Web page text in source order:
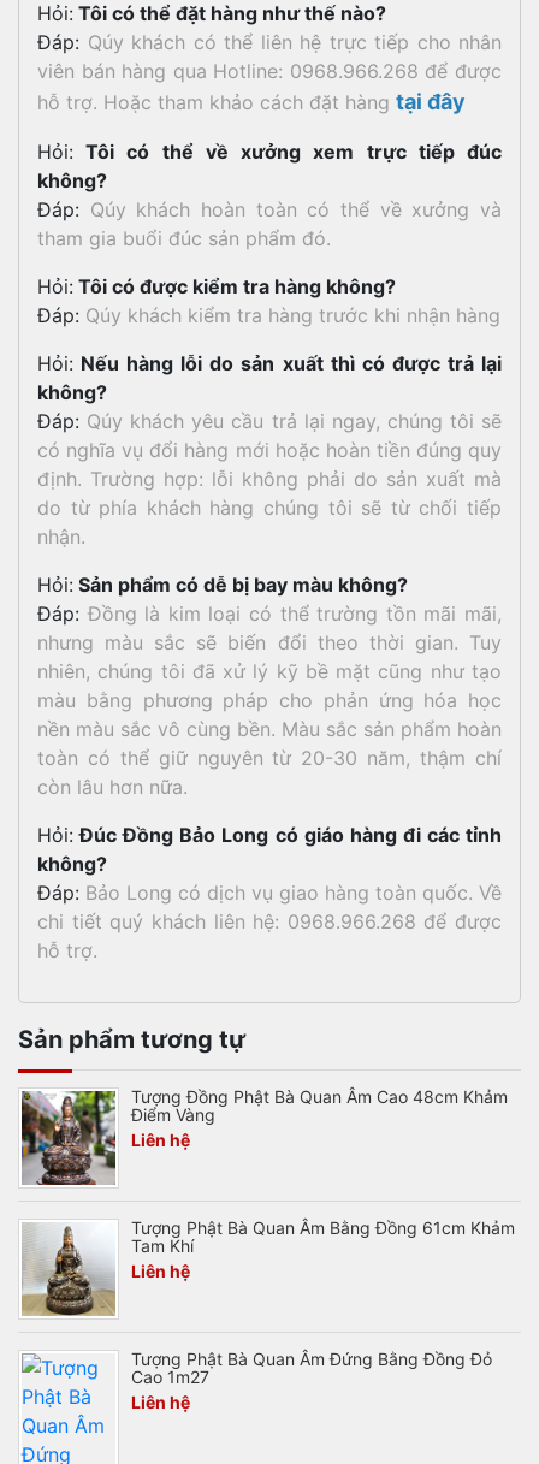
Hỏi: Tôi có thể đặt hàng như thế nào?
Đáp: Qúy khách có thể liên hệ trực tiếp cho nhân
viên bán hàng qua Hotline: 0968.966.268 để được
hỗ trợ. Hoặc tham khảo cách đặt hàng tại đây
Hỏi: Tôi có thể về xưởng xem trực tiếp đúc
không?
Đáp: Qúy khách hoàn toàn có thể về xưởng và
tham gia buổi đúc sản phẩm đó.
Hỏi: Tôi có được kiểm tra hàng không?
Đáp: Qúy khách kiểm tra hàng trước khi nhận hàng
Hỏi: Nếu hàng lỗi do sản xuất thì có được trả lại
không?
Đáp: Qúy khách yêu cầu trả lại ngay, chúng tôi sẽ
có nghĩa vụ đổi hàng mới hoặc hoàn tiền đúng quy
định. Trường hợp: lỗi không phải do sản xuất mà
do từ phía khách hàng chúng tôi sẽ từ chối tiếp
nhận.
Hỏi: Sản phẩm có dễ bị bay màu không?
Đáp: Đồng là kim loại có thể trường tồn mãi mãi,
nhưng màu sắc sẽ biến đổi theo thời gian. Tuy
nhiên, chúng tôi đã xử lý kỹ bề mặt cũng như tạo
màu bằng phương pháp cho phản ứng hóa học
nền màu sắc vô cùng bền. Màu sắc sản phẩm hoàn
toàn có thể giữ nguyên từ 20-30 năm, thậm chí
còn lâu hơn nữa.
Hỏi: Đúc Đồng Bảo Long có giáo hàng đi các tỉnh
không?
Đáp: Bảo Long có dịch vụ giao hàng toàn quốc. Về
chi tiết quý khách liên hệ: 0968.966.268 để được
hỗ trợ.
Sản phẩm tương tự
Tượng Đồng Phật Bà Quan Âm Cao 48cm Khảm
Điểm Vàng
Liên hệ
Tượng Phật Bà Quan Âm Bằng Đồng 61cm Khảm
Tam Khí
Liên hệ
Tượng Phật Bà Quan Âm Đứng Bằng Đồng Đỏ
Cao 1m27
Liên hệ